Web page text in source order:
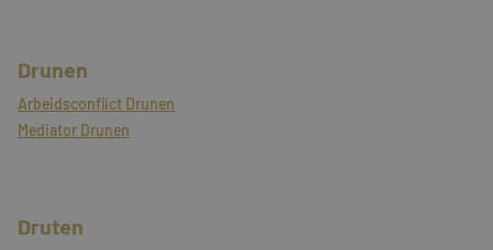
Drunen
Arbeidsconflict Drunen
Mediator Drunen
Druten